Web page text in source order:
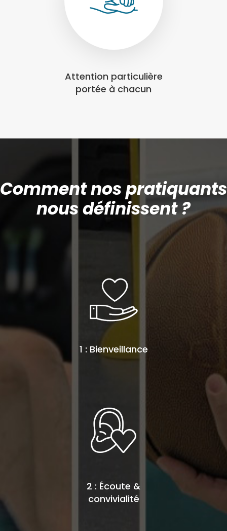
Attention particulière
portée à chacun
Comment nos pratiquants
nous définissent ?
2 : Écoute &
convivialité
1 : Bienveillance